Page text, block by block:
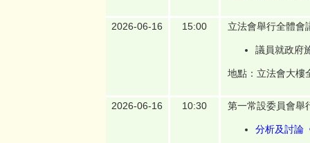
2026-06-16 15:00 立法會舉行全體會
議員就政府
地點：立法會大樓
2026-06-16 10:30 第一常設委員會舉
分析及討論